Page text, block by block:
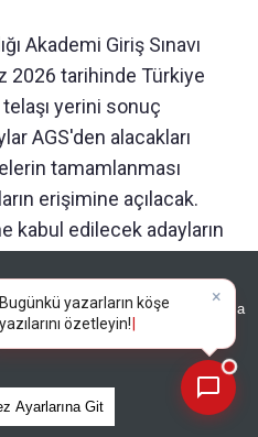
adına sitemizde
KVKK ve GDPR kapsamında
içinAydınlatma Metnimizi
Ayarlarına Git
Akademi Giriş Sınavı
2026 tarihinde Türkiye
telaşı yerini sonuç
AGS'den alacakları
tamamlanması
erişimine açılacak.
kabul edilecek adayların
bekliyor.
Bugünk|